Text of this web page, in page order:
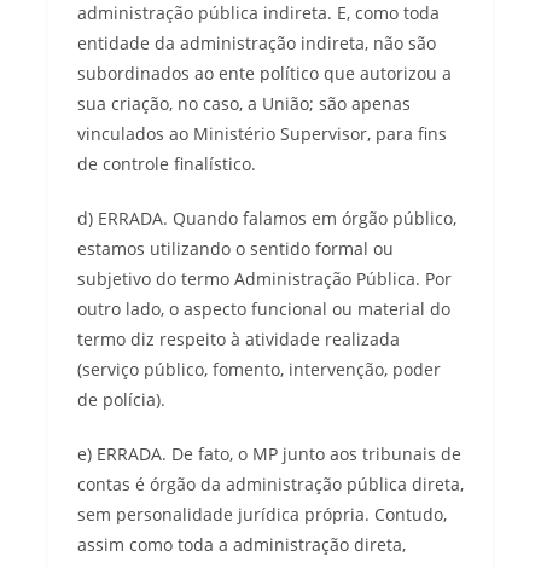
administração pública indireta. E, como toda
entidade da administração indireta, não são
subordinados ao ente político que autorizou a
sua criação, no caso, a União; são apenas
vinculados ao Ministério Supervisor, para fins
de controle finalístico.
d) ERRADA. Quando falamos em órgão público,
estamos utilizando o sentido formal ou
subjetivo do termo Administração Pública. Por
outro lado, o aspecto funcional ou material do
termo diz respeito à atividade realizada
(serviço público, fomento, intervenção, poder
de polícia).
e) ERRADA. De fato, o MP junto aos tribunais de
contas é órgão da administração pública direta,
sem personalidade jurídica própria. Contudo,
assim como toda a administração direta,